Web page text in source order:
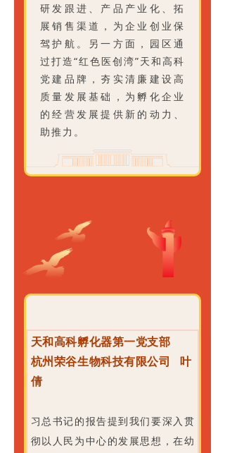
研发跟进、产品产业化、拓
展销售渠道，为企业创业保
驾护航。另一方面，园区通
过打造“红色医创湾”天和高科
党建品牌，夯实清廉建设高
质量发展基础，为孵化企业
的经营发展提供新的动力、
助推力。
天和高科孵化器第一党支部
杭州荣谷生物科技有限公司 叶
倩
习总书记的报告提到我们要深入贯
彻以人民为中心的发展思想，在幼